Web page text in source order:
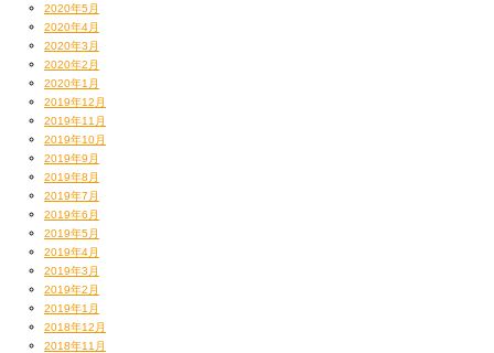
…とはいってもライブ未発表曲のアレンジを
数曲さらう程度。
いつもそうなんだけど、原曲が打ち込み、
かつ相当にヒップホップな構造のため、
「こ、これ再現不可能じゃん…」
という絶望からのスタート！（わはは！）
これがあーでもないこーでもないと
数テイクこなしてるうちに、
2020年5月
2020年4月
2020年3月
2020年2月
2020年1月
2019年12月
2019年11月
2019年10月
2019年9月
2019年8月
2019年7月
2019年6月
2019年5月
2019年4月
2019年3月
2019年2月
2019年1月
2018年12月
2018年11月